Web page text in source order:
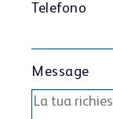
Telefono
Message